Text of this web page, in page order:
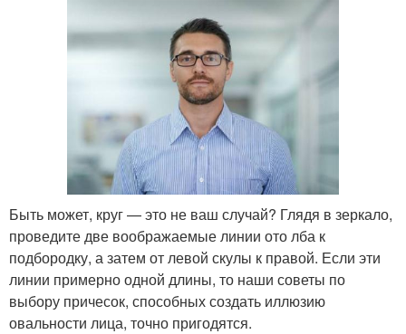
Быть может, круг — это не ваш случай? Глядя в зеркало,
проведите две воображаемые линии ото лба к
подбородку, а затем от левой скулы к правой. Если эти
линии примерно одной длины, то наши советы по
выбору причесок, способных создать иллюзию
овальности лица, точно пригодятся.